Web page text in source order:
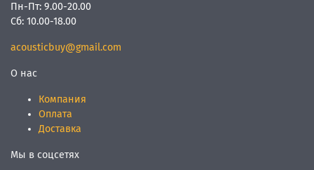
Пн-Пт: 9.00-20.00
Сб: 10.00-18.00
acousticbuy@gmail.com
О нас
Компания
Оплата
Доставка
Мы в соцсетях